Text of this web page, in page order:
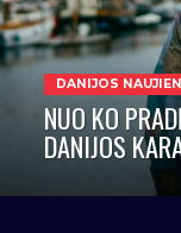
DANIJOS
NUO KO
DANIJOS